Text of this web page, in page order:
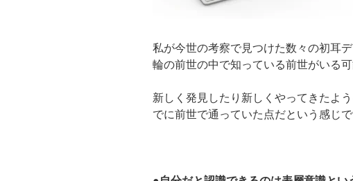
私が今世の考察で見つけた数々の初耳
輪の前世の中で知っている前世がいる
新しく発見したり新しくやってきたよ
でに前世で通っていた点だという感じで